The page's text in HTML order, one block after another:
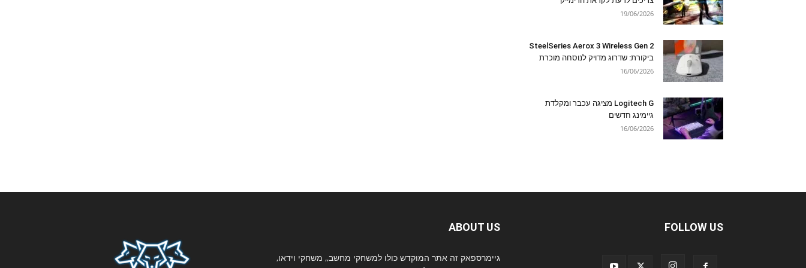
19/06/2026
SteelSeries Aerox 3 Wireless Gen 2
ביקורת: שדרוג מדויק לנוסחה מוכרת
16/06/2026
Logitech G מציגה עכבר ומקלדת
גיימינג חדשים
16/06/2026
ABOUT US
גיימרספאק זה אתר המוקדש כולו למשחקי מחשב,, משחקי וידאו,
FOLLOW US